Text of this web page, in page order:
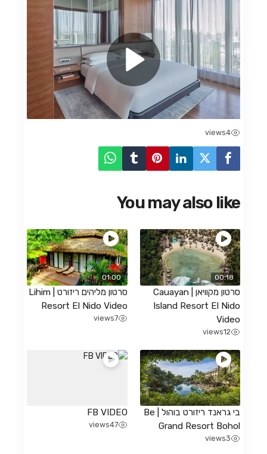
4
views
You may also like
00:18
סרטון מקוויאן | Cauayan
Island Resort El Nido
Video
12
views
01:00
סרטון מליהים ריזורט | Lihim
Resort El Nido Video
7
views
בי גראנד ריזורט בוהול | Be
Grand Resort Bohol
3
views
FB VIDEO
47
views